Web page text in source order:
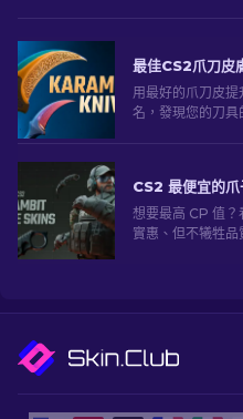
最佳CS2爪刀皮
用最好的爪刀皮
名，發現您的刀具
想要最高 CP 值？
實惠、但不犧牲